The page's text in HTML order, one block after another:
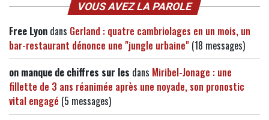
VOUS AVEZ LA PAROLE
Free Lyon dans Gerland : quatre cambriolages en un mois, un
bar-restaurant dénonce une "jungle urbaine" (18 messages)
on manque de chiffres sur les dans Miribel-Jonage : une
fillette de 3 ans réanimée après une noyade, son pronostic
vital engagé (5 messages)